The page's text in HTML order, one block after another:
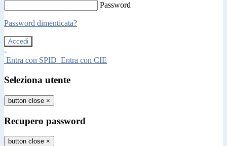
Password
Password dimenticata?
-
Entra con SPID Entra con CIE
Seleziona utente
button close ×
Recupero password
button close ×